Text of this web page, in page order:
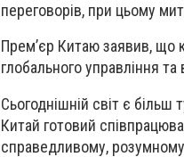
переговорів, при цьому
Прем’єр Китаю заявив, що
глобального управління
Сьогоднішній світ є більш
Китай готовий
справедливому,